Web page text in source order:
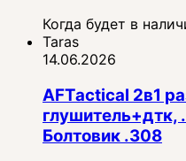
Когда будет в
Taras
14.06.2026
AFTactical 2в1
глушитель+дтк,
Болтовик .308